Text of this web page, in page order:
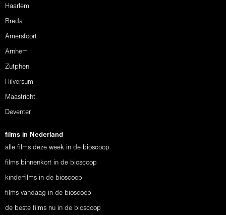
Haarlem
Breda
Amersfoort
Arnhem
Zutphen
Hilversum
Maastricht
Deventer
films in Nederland
alle films deze week in de bioscoop
films binnenkort in de bioscoop
kinderfilms in de bioscoop
films vandaag in de bioscoop
de beste films nu in de bioscoop